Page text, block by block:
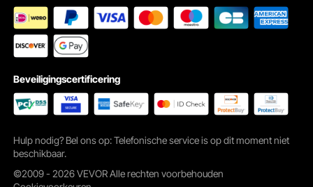
Beveiligingscertificering
Hulp nodig? Bel ons op: Telefonische service is op dit moment niet
beschikbaar.
©2009 - 2026 VEVOR Alle rechten voorbehouden